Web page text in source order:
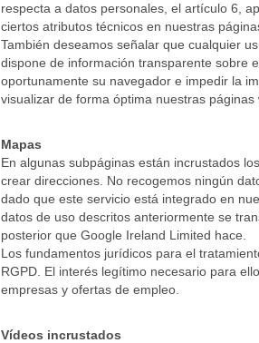
respecta a datos personales, el artículo 6,
ciertos atributos técnicos en nuestras
También deseamos señalar que cualquier
dispone de información transparente sobre
oportunamente su navegador e impedir la
visualizar de forma óptima nuestras
Mapas
En algunas subpáginas están incrustados
crear direcciones. No recogemos ningún
dado que este servicio está integrado en
datos de uso descritos anteriormente se
posterior que Google Ireland Limited hace.
Los fundamentos jurídicos para el
RGPD. El interés legítimo necesario para
empresas y ofertas de empleo.
Vídeos incrustados